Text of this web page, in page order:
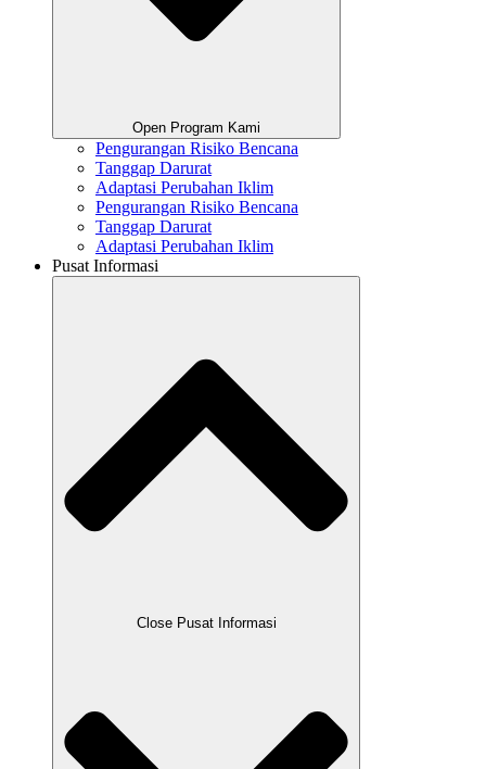
Open Program Kami
Pengurangan Risiko Bencana
Tanggap Darurat
Adaptasi Perubahan Iklim
Pengurangan Risiko Bencana
Tanggap Darurat
Adaptasi Perubahan Iklim
Pusat Informasi
Close Pusat Informasi